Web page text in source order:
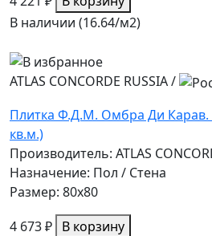
В наличии (16.64/м2)
ATLAS CONCORDE RUSSIA/
Плитка Ф.Д.М. Омбра Ди Карав.
кв.м.)
Производитель: ATLAS
Назначение: Пол / Стена
Размер: 80x80
4 673 ₽ В корзину